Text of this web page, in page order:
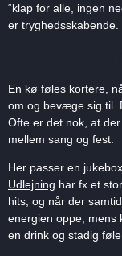
“klap for alle, ingen
er tryghedsskabende.
En kø føles kortere,
om og bevæge sig til.
Ofte er det nok, at
mellem sang og fest.
Her passer en
Udlejning har fx et
hits, og når der
energien oppe, mens
en drink og stadig